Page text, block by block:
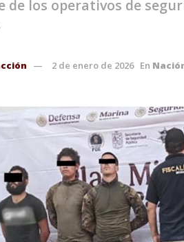
de los operativos de
2 de enero de 2026 En